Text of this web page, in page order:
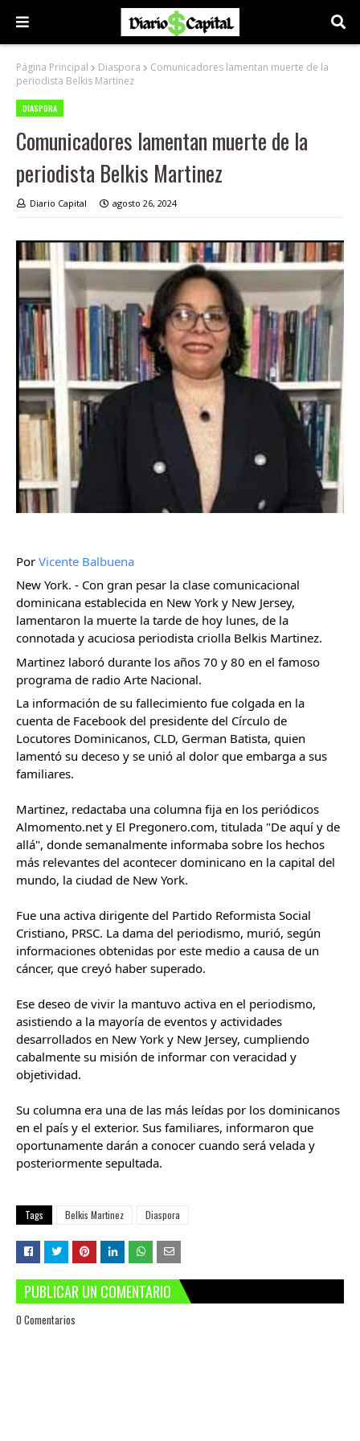
Página Principal Diaspora
Comunicadores lamentan muerte de la
periodista Belkis Martinez
DIASPORA
Comunicadores lamentan muerte de la
periodista Belkis Martinez
Diario Capital agosto 26, 2024
Por Vicente Balbuena
New York. - Con gran pesar la clase comunicacional
dominicana establecida en New York y New Jersey,
lamentaron la muerte la tarde de hoy lunes, de la
connotada y acuciosa periodista criolla Belkis Martinez.
Martinez laboró durante los años 70 y 80 en el famoso
programa de radio Arte Nacional.
La información de su fallecimiento fue colgada en la
cuenta de Facebook del presidente del Círculo de
Locutores Dominicanos, CLD, German Batista, quien
lamentó su deceso y se unió al dolor que embarga a sus
familiares.
Martinez, redactaba una columna fija en los periódicos
Almomento.net y El Pregonero.com, titulada "De aquí y de
allá", donde semanalmente informaba sobre los hechos
más relevantes del acontecer dominicano en la capital del
mundo, la ciudad de New York.
Fue una activa dirigente del Partido Reformista Social
Cristiano, PRSC. La dama del periodismo, murió, según
informaciones obtenidas por este medio a causa de un
cáncer, que creyó haber superado.
Ese deseo de vivir la mantuvo activa en el periodismo,
asistiendo a la mayoría de eventos y actividades
desarrollados en New York y New Jersey, cumpliendo
cabalmente su misión de informar con veracidad y
objetividad.
Su columna era una de las más leídas por los dominicanos
en el país y el exterior. Sus familiares, informaron que
oportunamente darán a conocer cuando será velada y
posteriormente sepultada.
Tags Belkis Martinez Diaspora
PUBLICAR UN COMENTARIO
0 Comentarios